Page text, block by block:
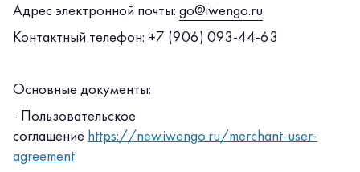
Адрес электронной почты: go@iwengo.ru
Контактный телефон: +7 (906) 093-44-63
Основные документы:
- Пользовательское
соглашение https://new.iwengo.ru/merchant-user-
agreement